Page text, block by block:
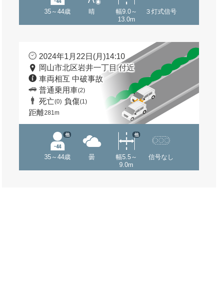
35～44歳 晴
幅9.0～
13.0m
３灯式信号
2024年1月22日(月)14:10
岡山市北区岩井一丁目 付近
車両相互 中破事故
普通乗用車(2)
死亡(0) 負傷(1)
距離281m
35～44歳
他
曇
幅5.5～
9.0m
他
信号なし